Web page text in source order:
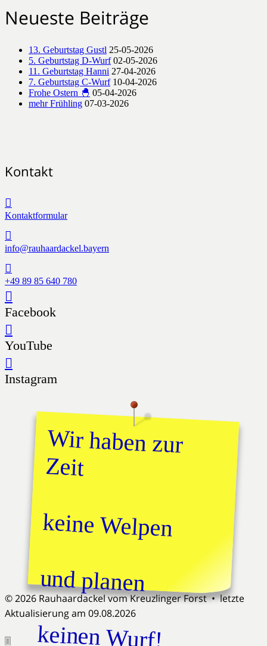
Neueste Beiträge
13. Geburtstag Gustl 25-05-2026
5. Geburtstag D-Wurf 02-05-2026
11. Geburtstag Hanni 27-04-2026
7. Geburtstag C-Wurf 10-04-2026
Frohe Ostern 🐣 05-04-2026
mehr Frühling 07-03-2026
Kontakt
Kontaktformular
info@rauhaardackel.bayern
+49 89 85 640 780
Facebook
YouTube
Instagram
Wir haben zur
Zeit
keine Welpen
und planen
keinen Wurf!
© 2026 Rauhaardackel vom Kreuzlinger Forst • letzte
Aktualisierung am 09.08.2026